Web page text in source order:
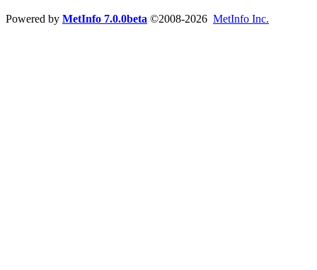
Powered by MetInfo 7.0.0beta ©2008-2026 MetInfo Inc.